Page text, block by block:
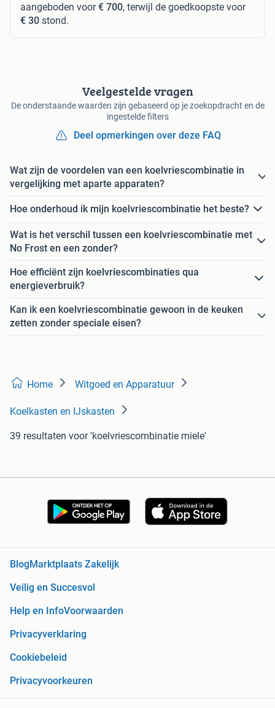
aangeboden voor€ 700, terwijl de goedkoopste voor
€ 30 stond.
Veelgestelde vragen
De onderstaande waarden zijn gebaseerd op je zoekopdracht en de
ingestelde filters
Deel opmerkingen over deze FAQ
Wat zijn de voordelen van een koelvriescombinatie in
vergelijking met aparte apparaten?
Hoe onderhoud ik mijn koelvriescombinatie het beste?
Wat is het verschil tussen een koelvriescombinatie met
No Frost en een zonder?
Hoe efficiënt zijn koelvriescombinaties qua
energieverbruik?
Kan ik een koelvriescombinatie gewoon in de keuken
zetten zonder speciale eisen?
Home Witgoed en Apparatuur
Koelkasten en IJskasten
39 resultaten voor 'koelvriescombinatie miele'
BlogMarktplaats Zakelijk
Veilig en Succesvol
Help en InfoVoorwaarden
Privacyverklaring
Cookiebeleid
Privacyvoorkeuren